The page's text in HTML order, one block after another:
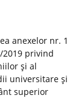
anexelor nr. 1
2019 privind
şi al
universitare şi
superior